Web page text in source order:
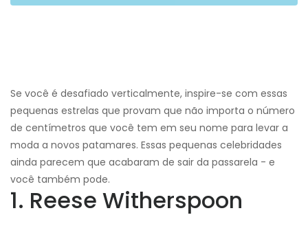
Se você é desafiado verticalmente, inspire-se com essas
pequenas estrelas que provam que não importa o número
de centímetros que você tem em seu nome para levar a
moda a novos patamares. Essas pequenas celebridades
ainda parecem que acabaram de sair da passarela - e
você também pode.
1. Reese Witherspoon